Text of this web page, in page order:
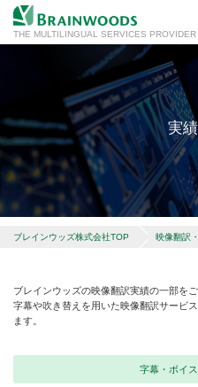
THE MULTILINGUAL SERVICES PROVIDER
実
ブレインウッズ株式会社TOP 映像翻訳
ブレインウッズの映像翻訳実績の一部をご
字幕や吹き替えを用いた映像翻訳サービ
ます。
字幕・ボイ